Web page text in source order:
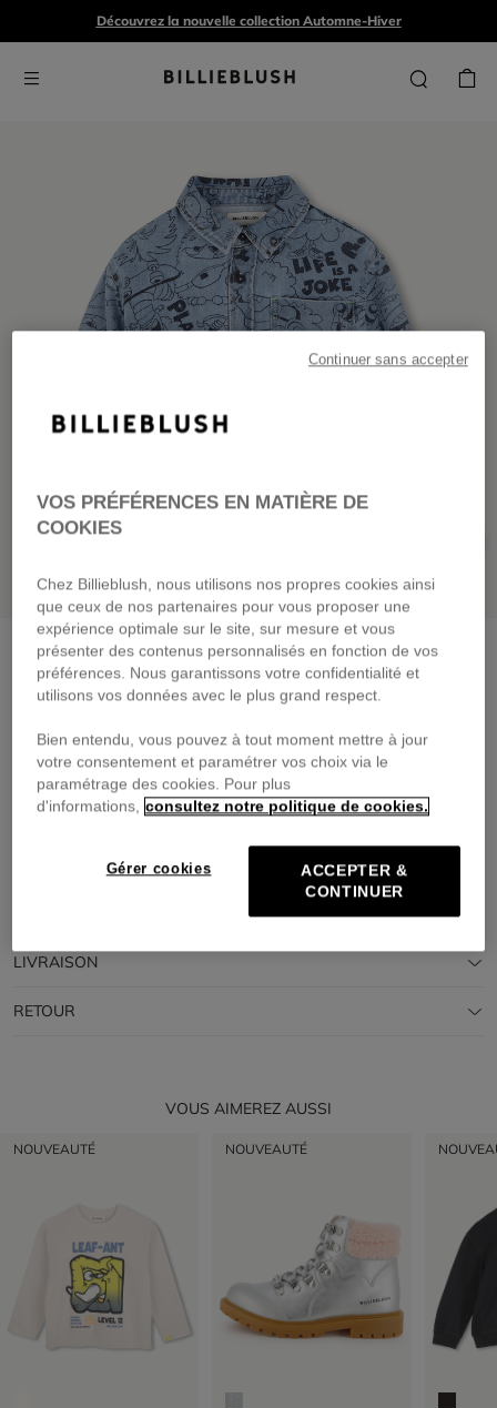
Découvrez la nouvelle collection Automne-Hiver
Chemise en denimdouble stone+bleach
dès 59,00 €
Payez en 4 fois sans frais avec
🔒Paiement sécurisé & retours faciles
DESCRIPTION
COMPOSITION
LIVRAISON
RETOUR
VOUS AIMEREZ AUSSI
NOUVEAUTÉ NOUVEAUTÉ
VOS PRÉFÉRENCES EN MATIÈRE DE
COOKIES
Chez Billieblush, nous utilisons nos propres cookies ainsi
que ceux de nos partenaires pour vous proposer une
expérience optimale sur le site, sur mesure et vous
présenter des contenus personnalisés en fonction de vos
préférences. Nous garantissons votre confidentialité et
utilisons vos données avec le plus grand respect.
Bien entendu, vous pouvez à tout moment mettre à jour
votre consentement et paramétrer vos choix via le
paramétrage des cookies. Pour plus
d'informations, consultez notre politique de cookies.
Gérer cookies
ACCEPTER &
CONTINUER
Continuer sans accepter